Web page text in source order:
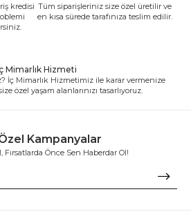
kredisi Tüm siparişleriniz size özel üretilir ve
en kısa sürede tarafınıza teslim edilir.
Mimarlık Hizmeti
İç Mimarlık Hizmetimiz ile karar vermenize
özel yaşam alanlarınızı tasarlıyoruz.
Kampanyalar
Fırsatlarda Önce Sen Haberdar Ol!